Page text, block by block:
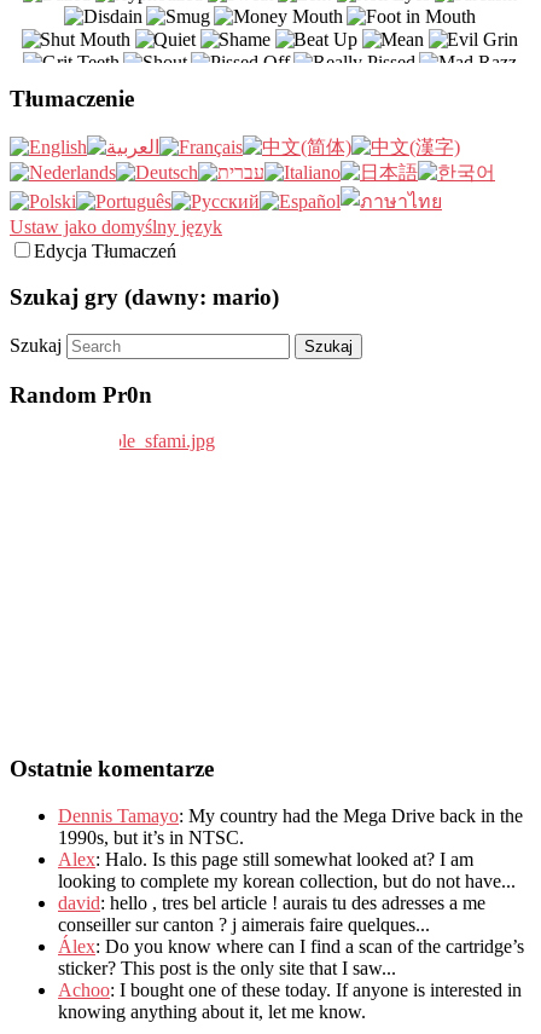
Tłumaczenie
Ustaw jako domyślny język
Edycja Tłumaczeń
Szukaj gry (dawny: mario)
Szukaj
Random Pr0n
Ostatnie komentarze
Dennis Tamayo: My country had the Mega Drive back in the
1990s, but it’s in NTSC.
Alex: Halo. Is this page still somewhat looked at? I am
looking to complete my korean collection, but do not have...
david: hello , tres bel article ! aurais tu des adresses a me
conseiller sur canton ? j aimerais faire quelques...
Álex: Do you know where can I find a scan of the cartridge’s
sticker? This post is the only site that I saw...
Achoo: I bought one of these today. If anyone is interested in
knowing anything about it, let me know.